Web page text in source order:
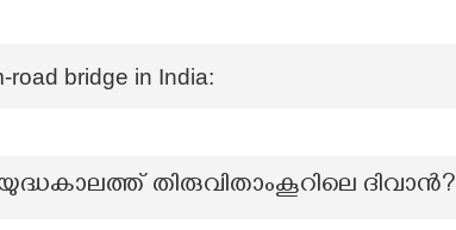
road bridge in India:
തിരുവിതാംകൂറിലെ ദിവാൻ?